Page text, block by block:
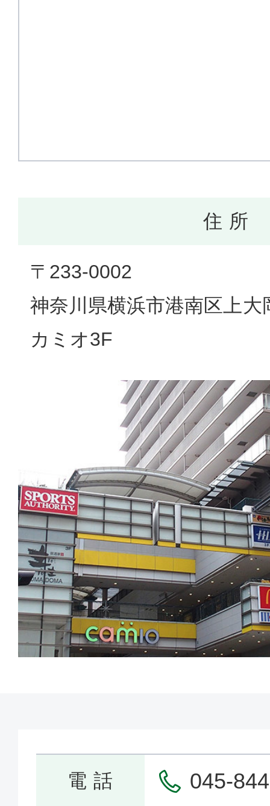
住 所
〒233-0002
神奈川県横浜市港南区上大
カミオ3F
電 話 045-